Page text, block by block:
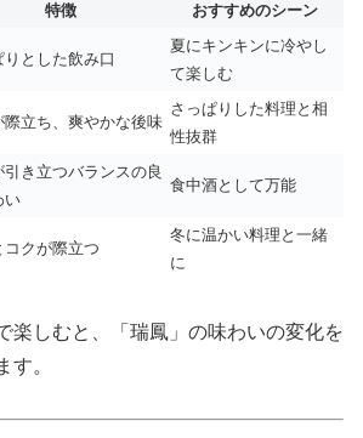
特徴
おすすめのシーン
りとした飲み口
夏にキンキンに冷やし
て楽しむ
際立ち、爽やかな後味
さっぱりした料理と相
性抜群
引き立つバランスの良
い
食中酒として万能
コクが際立つ
冬に温かい料理と一緒
に
楽しむと、「瑞鳳」の味わいの変化を
す。